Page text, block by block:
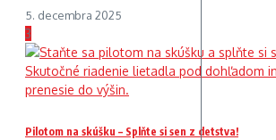
5. decembra 2025
3
Pilotom na skúšku – Splňte si sen z detstva!